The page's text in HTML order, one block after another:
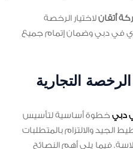
أتقانلاختيار الرخصة
في دبي وضمان إتمام جميع
التجارية
دبيخطوة أساسية لتأسيس
الجيد والالتزام بالمتطلبات
فيما يلي أهم النصائح